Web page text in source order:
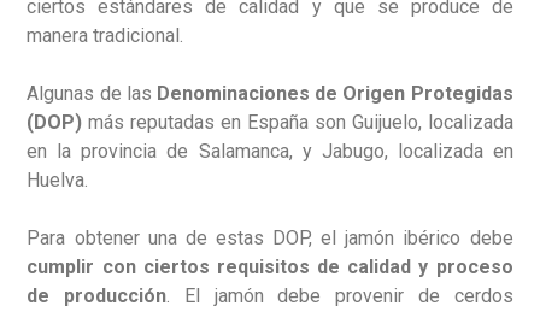
ciertos estándares de calidad y que se produce de
manera tradicional.
Algunas de las Denominaciones de Origen Protegidas
(DOP) más reputadas en España son Guijuelo, localizada
en la provincia de Salamanca, y Jabugo, localizada en
Huelva.
Para obtener una de estas DOP, el jamón ibérico debe
cumplir con ciertos requisitos de calidad y proceso
de producción. El jamón debe provenir de cerdos